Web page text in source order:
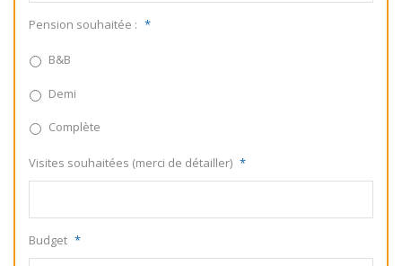
Pension souhaitée : *
B&B
Demi
Complète
Visites souhaitées (merci de détailler) *
Budget *